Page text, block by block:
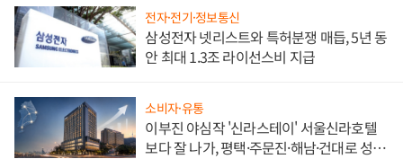
전자·전기·정보통신
삼성전자 넷리스트와 특허분쟁 매듭, 5년 동
안 최대 1.3조 라이선스비 지급
소비자·유통
이부진 야심작 '신라스테이' 서울신라호텔
보다 잘 나가, 평택·주문진·해남·건대로 성